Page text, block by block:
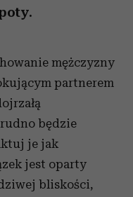
mężczyzny
partnerem
będzie
je jak
jest oparty
bliskości,